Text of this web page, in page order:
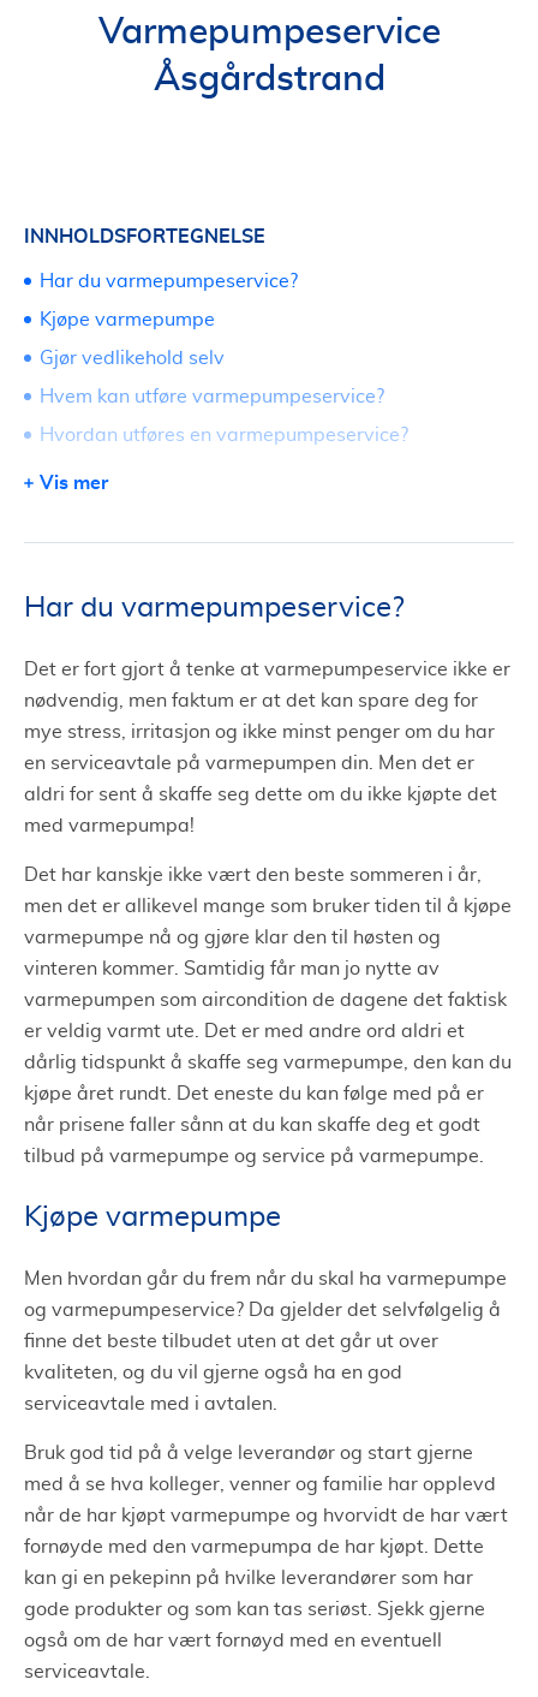
Varmepumpeservice
Åsgårdstrand
Har du varmepumpeservice?
Det er fort gjort å tenke at varmepumpeservice ikke er
nødvendig, men faktum er at det kan spare deg for
mye stress, irritasjon og ikke minst penger om du har
en serviceavtale på varmepumpen din. Men det er
aldri for sent å skaffe seg dette om du ikke kjøpte det
med varmepumpa!
Det har kanskje ikke vært den beste sommeren i år,
men det er allikevel mange som bruker tiden til å kjøpe
varmepumpe nå og gjøre klar den til høsten og
vinteren kommer. Samtidig får man jo nytte av
varmepumpen som aircondition de dagene det faktisk
er veldig varmt ute. Det er med andre ord aldri et
dårlig tidspunkt å skaffe seg varmepumpe, den kan du
kjøpe året rundt. Det eneste du kan følge med på er
når prisene faller sånn at du kan skaffe deg et godt
tilbud på varmepumpe og service på varmepumpe.
Kjøpe varmepumpe
Men hvordan går du frem når du skal ha varmepumpe
og varmepumpeservice? Da gjelder det selvfølgelig å
finne det beste tilbudet uten at det går ut over
kvaliteten, og du vil gjerne også ha en god
serviceavtale med i avtalen.
Bruk god tid på å velge leverandør og start gjerne
med å se hva kolleger, venner og familie har opplevd
når de har kjøpt varmepumpe og hvorvidt de har vært
fornøyde med den varmepumpa de har kjøpt. Dette
kan gi en pekepinn på hvilke leverandører som har
gode produkter og som kan tas seriøst. Sjekk gjerne
også om de har vært fornøyd med en eventuell
serviceavtale.
INNHOLDSFORTEGNELSE
Har du varmepumpeservice?
Kjøpe varmepumpe
Gjør vedlikehold selv
Hvem kan utføre varmepumpeservice?
Hvordan utføres en varmepumpeservice?
Forventet levetid på varmepumpe
Vis mer